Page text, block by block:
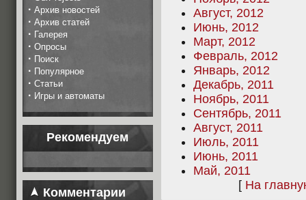
· Архив новостей
· Архив статей
· Галерея
· Опросы
· Поиск
· Популярное
· Статьи
· Игры и автоматы
Рекомендуем
Комментарии
Август, 2012
Июнь, 2012
Март, 2012
Февраль, 2012
Январь, 2012
Декабрь, 2011
Ноябрь, 2011
Сентябрь, 2011
Август, 2011
Июль, 2011
Июнь, 2011
Май, 2011
[ На